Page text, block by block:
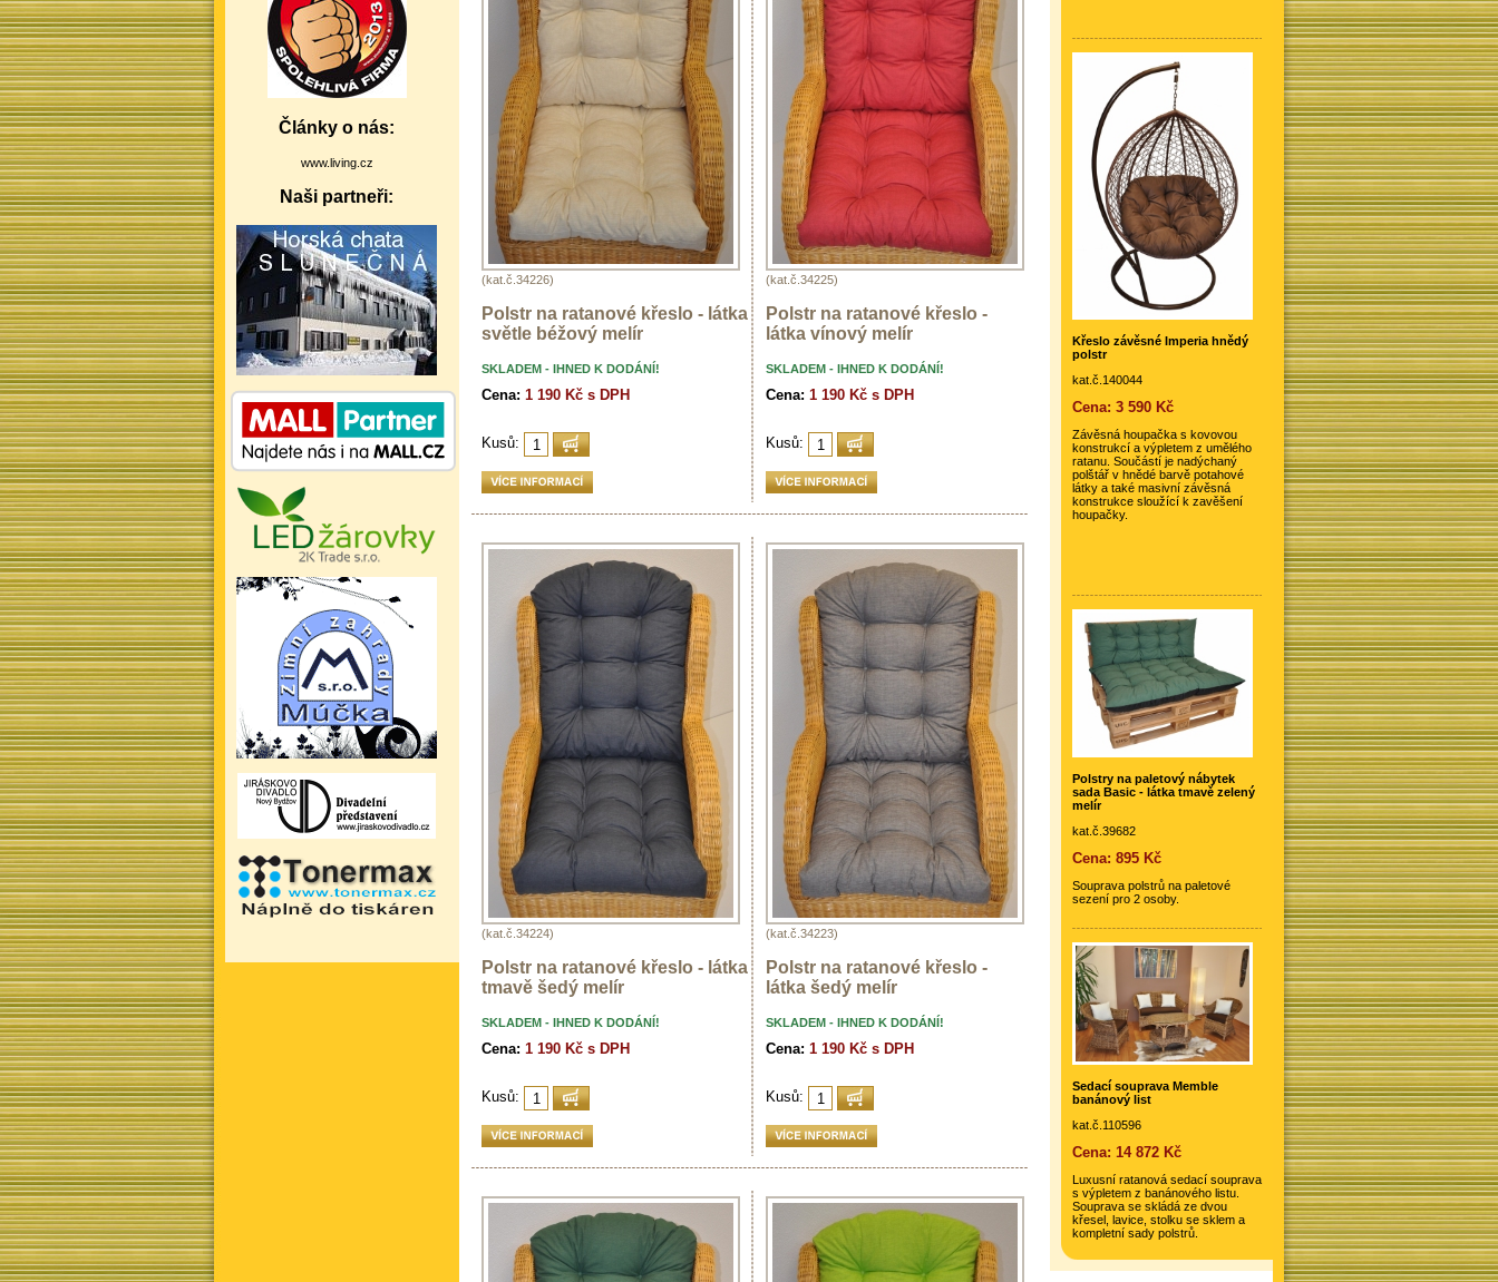
(kat.č.34226)
Polstr na ratanové křeslo - látka
světle béžový melír
SKLADEM - IHNED K DODÁNÍ!
Cena: 1 190 Kč s DPH
Kusů:
(kat.č.34225)
Polstr na ratanové křeslo -
látka vínový melír
SKLADEM - IHNED K DODÁNÍ!
Cena: 1 190 Kč s DPH
Kusů:
(kat.č.34224)
Polstr na ratanové křeslo - látka
tmavě šedý melír
SKLADEM - IHNED K DODÁNÍ!
Cena: 1 190 Kč s DPH
Kusů:
(kat.č.34223)
Polstr na ratanové křeslo -
látka šedý melír
SKLADEM - IHNED K DODÁNÍ!
Cena: 1 190 Kč s DPH
Kusů:
Křeslo závěsné Imperia hnědý
polstr
kat.č.140044
Cena: 3 590 Kč
Závěsná houpačka s kovovou
konstrukcí a výpletem z umělého
ratanu. Součástí je nadýchaný
polštář v hnědé barvě potahové
látky a také masivní závěsná
konstrukce sloužící k zavěšení
houpačky.
Polstry na paletový nábytek
sada Basic - látka tmavě zelený
melír
kat.č.39682
Cena: 895 Kč
Souprava polstrů na paletové
sezení pro 2 osoby.
Sedací souprava Memble
banánový list
kat.č.110596
Cena: 14 872 Kč
Luxusní ratanová sedací souprava
s výpletem z banánového listu.
Souprava se skládá ze dvou
křesel, lavice, stolku se sklem a
kompletní sady polstrů.
Články o nás:
www.living.cz
Naši partneři: